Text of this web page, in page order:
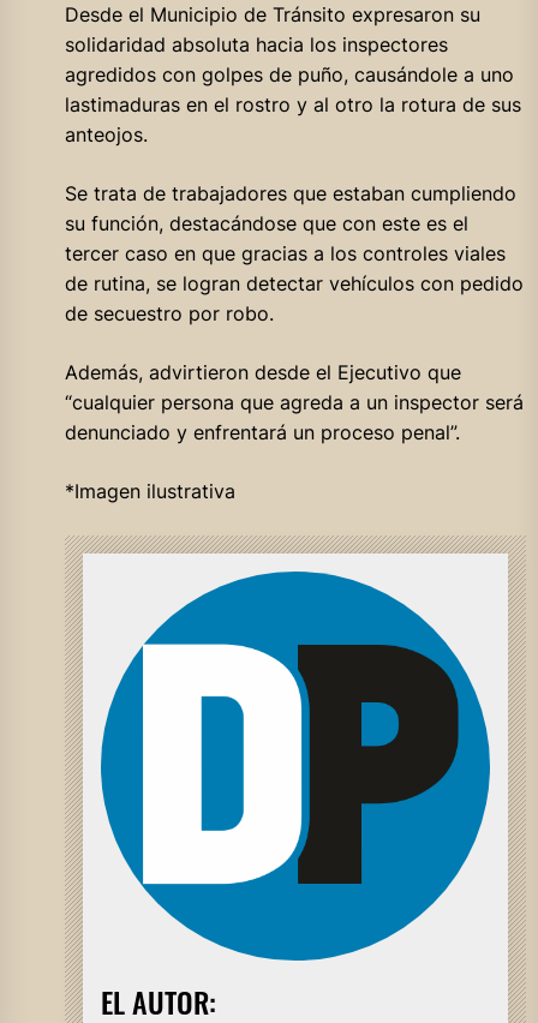
Desde el Municipio de Tránsito expresaron su
solidaridad absoluta hacia los inspectores
agredidos con golpes de puño, causándole a uno
lastimaduras en el rostro y al otro la rotura de sus
anteojos.
Se trata de trabajadores que estaban cumpliendo
su función, destacándose que con este es el
tercer caso en que gracias a los controles viales
de rutina, se logran detectar vehículos con pedido
de secuestro por robo.
Además, advirtieron desde el Ejecutivo que
“cualquier persona que agreda a un inspector será
denunciado y enfrentará un proceso penal”.
*Imagen ilustrativa
EL AUTOR: